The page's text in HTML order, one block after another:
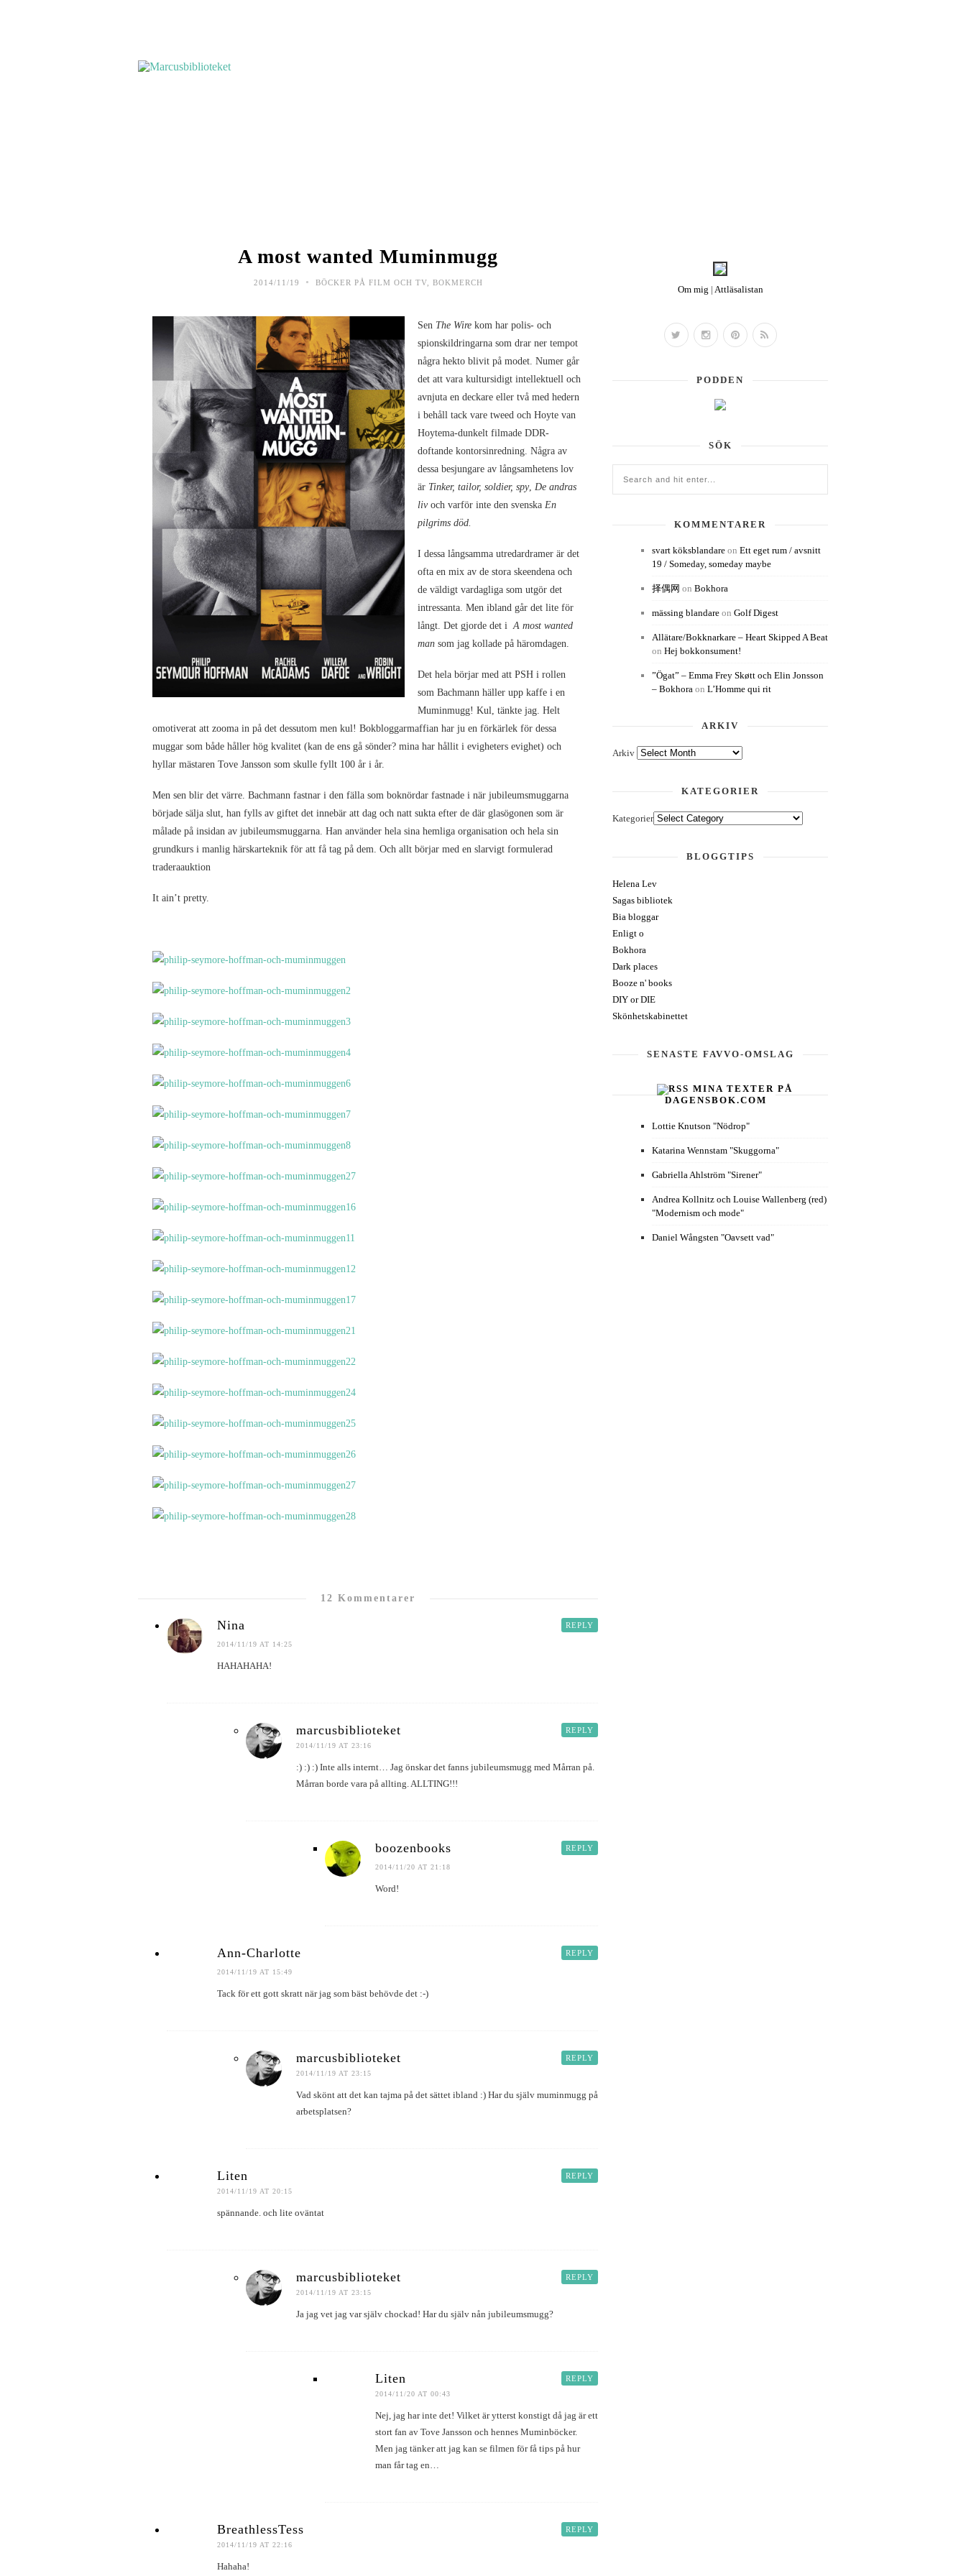
A most wanted Muminmugg
2014/11/19 • BÖCKER PÅ FILM OCH TV, BOKMERCH
Sen The Wire kom har polis- och
spionskildringarna som drar ner tempot
några hekto blivit på modet. Numer går
det att vara kultursidigt intellektuell och
avnjuta en deckare eller två med hedern
i behåll tack vare tweed och Hoyte van
Hoytema-dunkelt filmade DDR-
doftande kontorsinredning. Några av
dessa besjungare av långsamhetens lov
är Tinker, tailor, soldier, spy, De andras
livoch varför inte den svenska En
pilgrims död.
I dessa långsamma utredardramer är det
ofta en mix av de stora skeendena och
de väldigt vardagliga som utgör det
intressanta. Men ibland går det lite för
långt. Det gjorde det iA most wanted
man som jag kollade på häromdagen.
Det hela börjar med att PSH i rollen
som Bachmann häller upp kaffe i en
Muminmugg! Kul, tänkte jag. Helt
omotiverat att zooma in på det dessutom men kul! Bokbloggarmaffian har ju en förkärlek för dessa
muggar som både håller hög kvalitet (kan de ens gå sönder? mina har hållit i evigheters evighet) och
hyllar mästaren Tove Jansson som skulle fyllt 100 år i år.
Men sen blir det värre. Bachmann fastnar i den fälla som boknördar fastnade i när jubileumsmuggarna
började sälja slut, han fylls av giftet det innebär att dag och natt sukta efter de där glasögonen som är
målade på insidan av jubileumsmuggarna. Han använder hela sina hemliga organisation och hela sin
grundkurs i manlig härskarteknik för att få tag på dem. Och allt börjar med en slarvigt formulerad
traderaauktion
It ain’t pretty.
12 Kommentarer
REPLY
Nina
2014/11/19 AT 14:25
HAHAHAHA!
REPLY
marcusbiblioteket
2014/11/19 AT 23:16
:) :) :) Inte alls internt… Jag önskar det fanns jubileumsmugg med Mårran på.
Mårran borde vara på allting. ALLTING!!!
REPLY
boozenbooks
2014/11/20 AT 21:18
Word!
REPLY
Ann-Charlotte
2014/11/19 AT 15:49
Tack för ett gott skratt när jag som bäst behövde det :-)
REPLY
marcusbiblioteket
2014/11/19 AT 23:15
Vad skönt att det kan tajma på det sättet ibland :) Har du själv muminmugg på
arbetsplatsen?
REPLY
Liten
2014/11/19 AT 20:15
spännande. och lite oväntat
REPLY
marcusbiblioteket
2014/11/19 AT 23:15
Ja jag vet jag var själv chockad! Har du själv nån jubileumsmugg?
REPLY
Liten
2014/11/20 AT 00:43
Nej, jag har inte det! Vilket är ytterst konstigt då jag är ett
stort fan av Tove Jansson och hennes Muminböcker.
Men jag tänker att jag kan se filmen för få tips på hur
man får tag en…
REPLY
BreathlessTess
2014/11/19 AT 22:16
Hahaha!
Om mig | Attläsalistan
PODDEN
SÖK
KOMMENTARER
svart köksblandare on Ett eget rum / avsnitt
19 / Someday, someday maybe
择偶网 on Bokhora
mässing blandare on Golf Digest
Allätare/Bokknarkare – Heart Skipped A Beat
on Hej bokkonsument!
”Ögat” – Emma Frey Skøtt och Elin Jonsson
– Bokhora on L’Homme qui rit
ARKIV
Arkiv
KATEGORIER
Kategorier
BLOGGTIPS
Helena Lev
Sagas bibliotek
Bia bloggar
Enligt o
Bokhora
Dark places
Booze n' books
DIY or DIE
Skönhetskabinettet
SENASTE FAVVO-OMSLAG
MINA TEXTER PÅ
DAGENSBOK.COM
Lottie Knutson "Nödrop"
Katarina Wennstam "Skuggorna"
Gabriella Ahlström "Sirener"
Andrea Kollnitz och Louise Wallenberg (red)
"Modernism och mode"
Daniel Wångsten "Oavsett vad"